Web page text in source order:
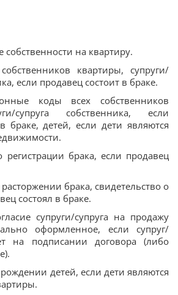
собственности на квартиру.
квартиры, супруги/
если продавец состоит в браке.
коды всех собственников
супруга собственника, если
браке, детей, если дети являются
регистрации брака, если продавец
брака, свидетельство о
состоял в браке.
супруги/супруга на продажу
оформленное, если супруг/
на подписании договора (либо
детей, если дети являются